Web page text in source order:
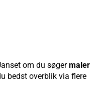
om du søgermaler
bedst overblik via flere